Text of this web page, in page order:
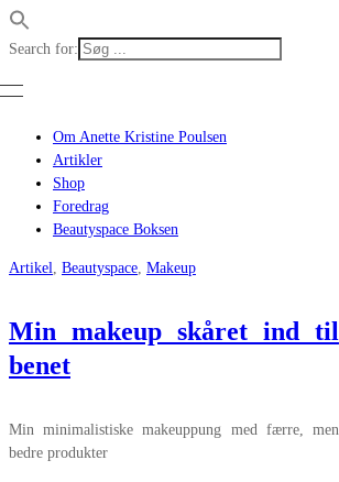
Search for:
Om Anette Kristine Poulsen
Artikler
Shop
Foredrag
Beautyspace Boksen
Artikel, Beautyspace, Makeup
Min makeup skåret ind til
benet
Min minimalistiske makeuppung med færre, men
bedre produkter